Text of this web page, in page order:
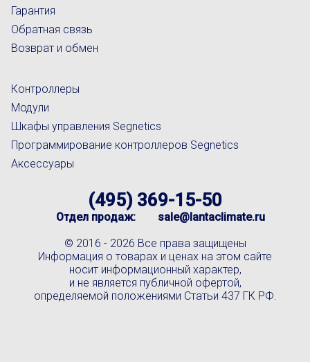
Гарантия
Обратная связь
Возврат и обмен
Контроллеры
Модули
Шкафы управления Segnetics
Программирование контроллеров Segnetics
Аксессуары
(495) 369-15-50
Отдел продаж: sale@lantaclimate.ru
© 2016 - 2026 Все права защищены
Информация о товарах и ценах на этом сайте
носит информационный характер,
и не является публичной офертой,
определяемой положениями Статьи 437 ГК РФ.